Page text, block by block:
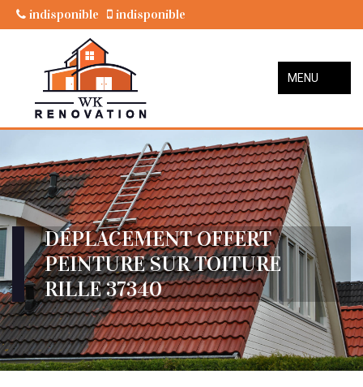
indisponible indisponible
MENU
DÉPLACEMENT OFFERT
PEINTURE SUR TOITURE
RILLE 37340